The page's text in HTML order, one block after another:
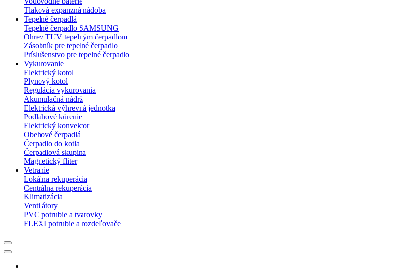
Tlaková expanzná nádoba
Tepelné čerpadlá
Tepelné čerpadlo SAMSUNG
Ohrev TUV tepelným čerpadlom
Zásobník pre tepelné čerpadlo
Príslušenstvo pre tepelné čerpadlo
Vykurovanie
Elektrický kotol
Plynový kotol
Regulácia vykurovania
Akumulačná nádrž
Elektrická výhrevná jednotka
Podlahové kúrenie
Elektrický konvektor
Obehové čerpadlá
Čerpadlo do kotla
Čerpadlová skupina
Magnetický fliter
Vetranie
Lokálna rekuperácia
Centrálna rekuperácia
Klimatizácia
Ventilátory
PVC potrubie a tvarovky
FLEXI potrubie a rozdeľovače